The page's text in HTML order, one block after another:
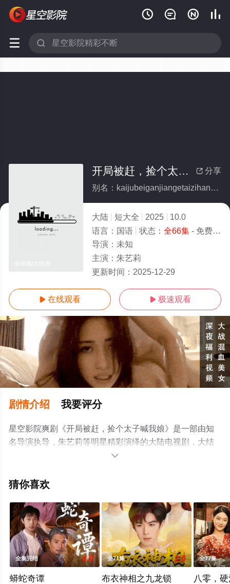
   
 
 分享
开局被赶，捡个太子喊我娘(全集)
别名：kaijubeiganjiangetaizihanwoniang
大陆 短大全 2025
10.0
语言： 国语 状态： 全66集- 免费在线观看
导演： 未知
主演： 朱艺莉
更新时间： 2025-12-29
 在线观看  极速观看
剧情介绍 我要评分
星空影院爽剧《开局被赶，捡个太子喊我娘》是一部由知
名导演执导，朱艺莉等明星精彩演绎的大陆电视剧，大结
局剧情已揭晓（全66集），手机免费观看高清无删减完整
电视剧、电视猫或剧情网等平台了解。

猜你喜欢
全集完结 4.0
蟒蛇奇谭
全71集 2.0
布衣神相之九龙锁
全77集
八零，